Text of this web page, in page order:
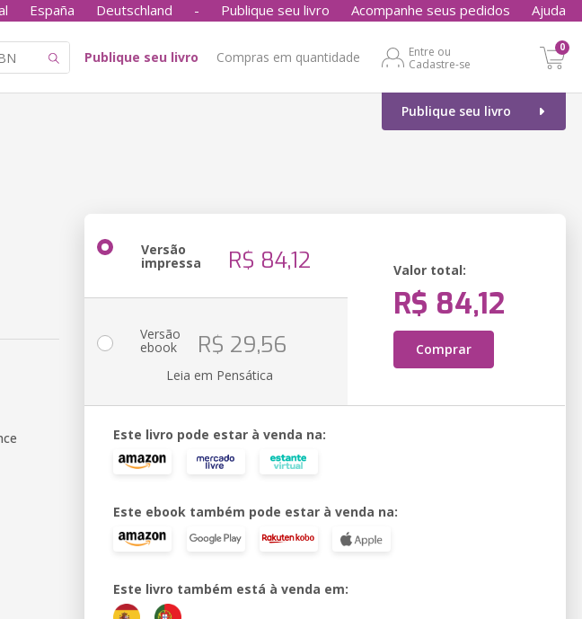
España Deutschland - Publique seu livro Acompanhe seus pedidos Ajuda
Publique seu livro Compras em quantidade
Entre ou
Cadastre-se
0
Publique seu livro
Versão
impressa R$ 84,12 Valor total:
R$ 84,12
Comprar
Versão
ebook R$ 29,56
Leia em Pensática
Este livro pode estar à venda na:
Este ebook também pode estar à venda na:
Este livro também está à venda em: